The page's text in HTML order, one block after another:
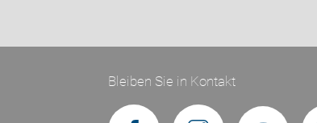
Bleiben Sie in Kontakt